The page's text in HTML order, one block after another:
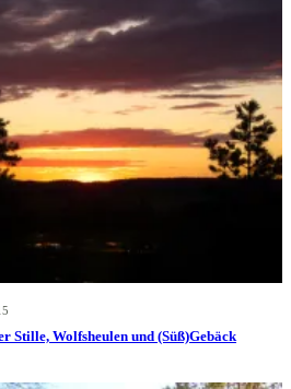
Stille, Wolfsheulen und (Süß)Gebäck